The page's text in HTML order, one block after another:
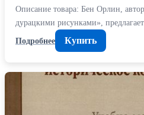
Описание товара: Бен Орлин,
дурацкими рисунками»,
Подробнее
Купить